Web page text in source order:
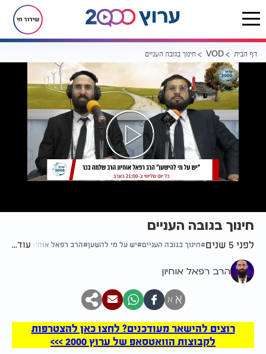
שידור חי
דף הבית VOD חינוך בגובה העניים
חינוך בגובה העניים
לפני 5 שנים חינוך בגובה העניים יש על מי להשען הרב רפאל אוחיון עוד...
הרב רפאל אוחיון
א א
רוצים להישאר מעודכנים? לחצו כאן להצטרפות
לקבוצות הוואטסאפ של ערוץ 2000 >>>